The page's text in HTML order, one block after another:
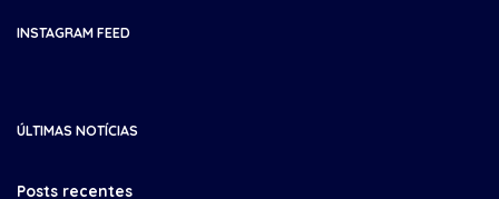
INSTAGRAM FEED
ÚLTIMAS NOTÍCIAS
Posts recentes